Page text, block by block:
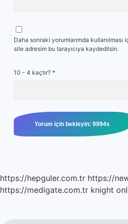
Daha sonraki yorumlarımda kullanılması
site adresim bu tarayıcıya kaydedilsin.
10 - 4 kaçtır? *
https://hepguler.com.tr https://
https://medigate.com.tr knight